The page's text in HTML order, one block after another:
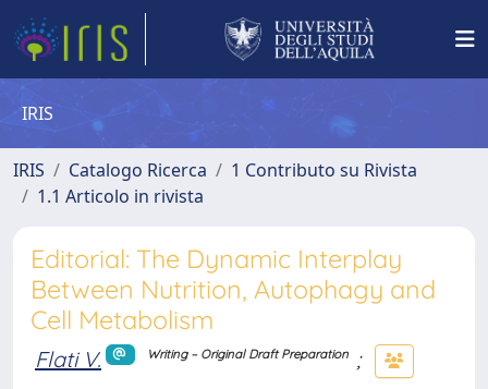
IRIS
IRIS Catalogo Ricerca
1 Contributo su Rivista
1.1 Articolo in rivista
Editorial: The Dynamic Interplay
Between Nutrition, Autophagy and
Cell Metabolism
Flati V. Writing – Original Draft Preparation
;